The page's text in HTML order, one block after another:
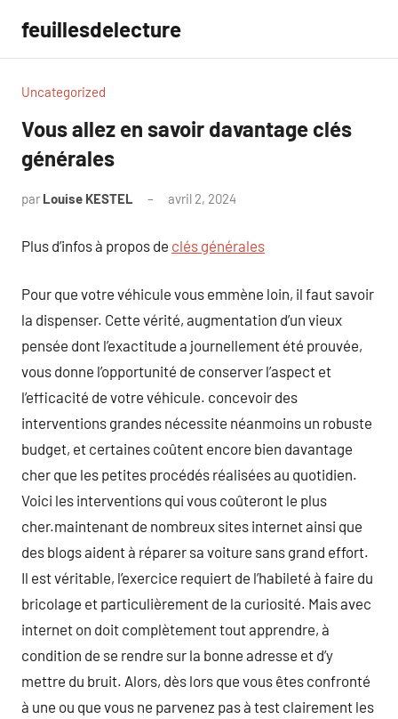
contenu
feuillesdelecture
Uncategorized
Vous allez en savoir davantage clés
générales
par Louise KESTEL avril 2, 2024
Plus d’infos à propos de clés générales
Pour que votre véhicule vous emmène loin, il faut savoir
la dispenser. Cette vérité, augmentation d’un vieux
pensée dont l’exactitude a journellement été prouvée,
vous donne l’opportunité de conserver l’aspect et
l’efficacité de votre véhicule. concevoir des
interventions grandes nécessite néanmoins un robuste
budget, et certaines coûtent encore bien davantage
cher que les petites procédés réalisées au quotidien.
Voici les interventions qui vous coûteront le plus
cher.maintenant de nombreux sites internet ainsi que
des blogs aident à réparer sa voiture sans grand effort.
Il est véritable, l’exercice requiert de l’habileté à faire du
bricolage et particulièrement de la curiosité. Mais avec
internet on doit complètement tout apprendre, à
condition de se rendre sur la bonne adresse et d’y
mettre du bruit. Alors, dès lors que vous êtes confronté
à une ou que vous ne parvenez pas à test clairement les